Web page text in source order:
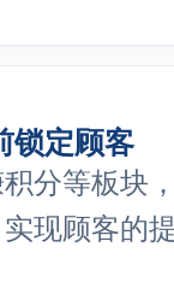
锁定顾客
分等板块
现顾客的